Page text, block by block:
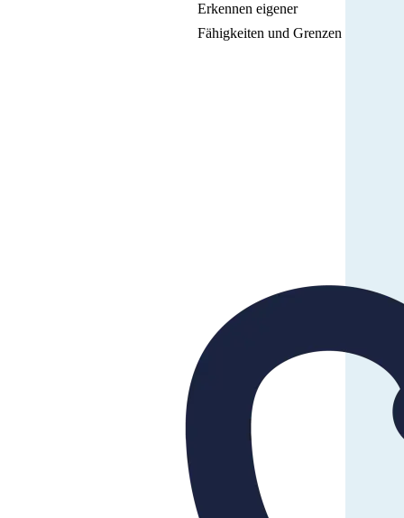
Erkennen eigener
Fähigkeiten und Grenzen